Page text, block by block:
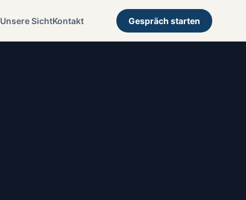
Unsere SichtKontakt Gespräch starten